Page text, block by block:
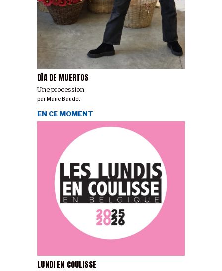
DÍA DE MUERTOS
Une procession
parMarie Baudet
LUNDI EN COULISSE
EN CE MOMENT